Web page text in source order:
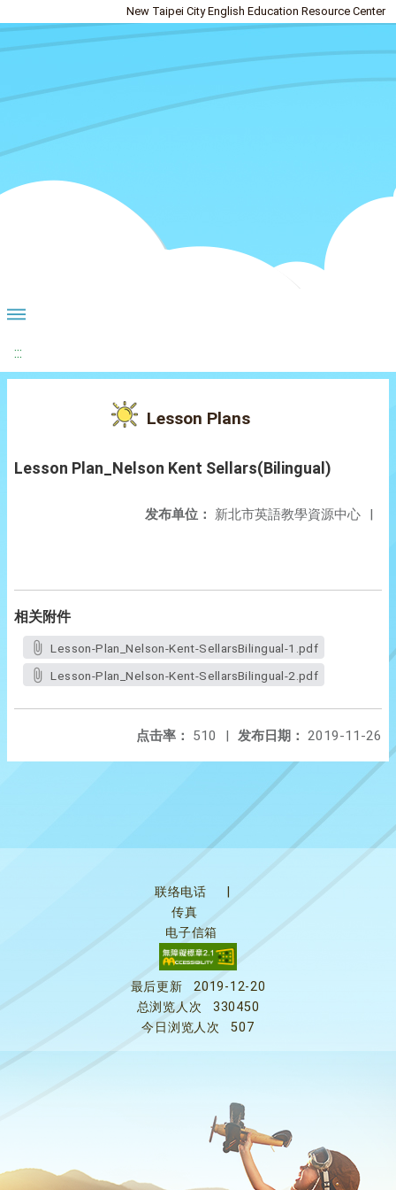
New Taipei City English Education Resource Center
:::
Lesson Plans
Lesson Plan_Nelson Kent Sellars(Bilingual)
发布单位： 新北市英語教學資源中心 |
相关附件
Lesson-Plan_Nelson-Kent-SellarsBilingual-1.pdf
Lesson-Plan_Nelson-Kent-SellarsBilingual-2.pdf
发布日期： 2019-11-26
点击率： 510 |
联络电话
传真
电子信箱
最后更新
2019-12-20
总浏览人次
330450
今日浏览人次
507